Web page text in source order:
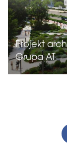
Projekt
Grupa AT